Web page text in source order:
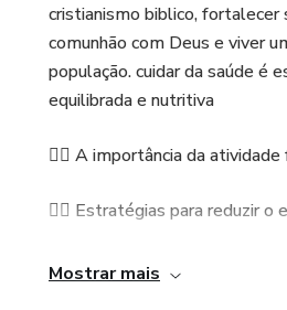
cristianismo biblico, fortalecer
comunhão com Deus e viver
população. cuidar da saúde é
equilibrada e nutritiva
🏃‍♂️ A importância da
🧘‍♀️ Estratégias para reduzir
💧 Dicas práticas para
Mostrar mais